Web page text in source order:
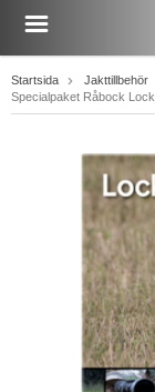
Startsida Jakttillbehör
Specialpaket Råbock Lock